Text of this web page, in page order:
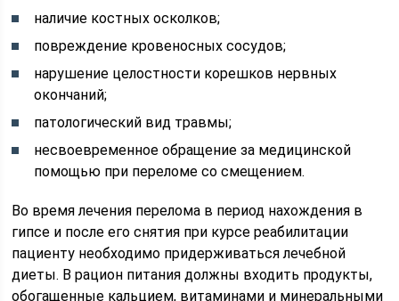
наличие костных осколков;
повреждение кровеносных сосудов;
нарушение целостности корешков нервных
окончаний;
патологический вид травмы;
несвоевременное обращение за медицинской
помощью при переломе со смещением.
Во время лечения перелома в период нахождения в
гипсе и после его снятия при курсе реабилитации
пациенту необходимо придерживаться лечебной
диеты. В рацион питания должны входить продукты,
обогащенные кальцием, витаминами и минеральными